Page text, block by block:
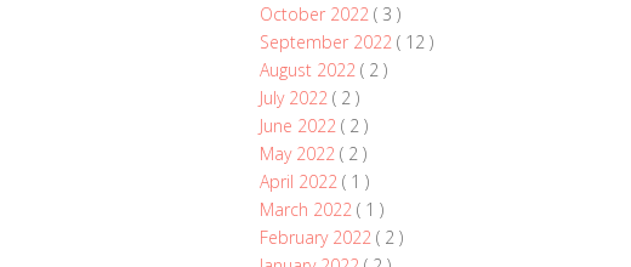
October 2022 ( 3 )
September 2022 ( 12 )
August 2022 ( 2 )
July 2022 ( 2 )
June 2022 ( 2 )
May 2022 ( 2 )
April 2022 ( 1 )
March 2022 ( 1 )
February 2022 ( 2 )